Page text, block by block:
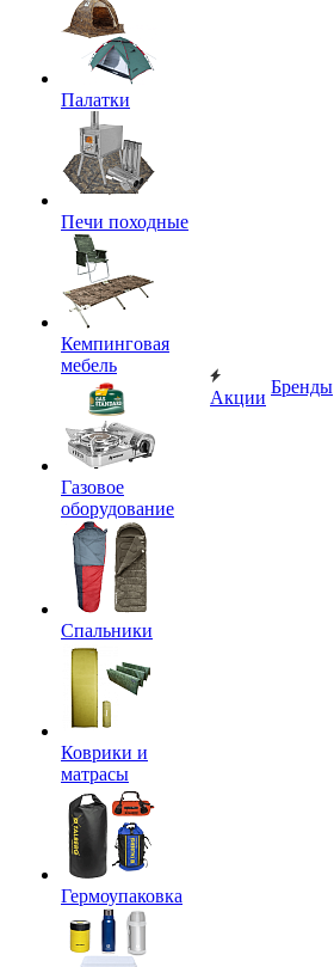
Палатки
Печи походные
Кемпинговая
мебель
Газовое
оборудование
Спальники
Коврики и
матрасы
Гермоупаковка
Акции
Бренды